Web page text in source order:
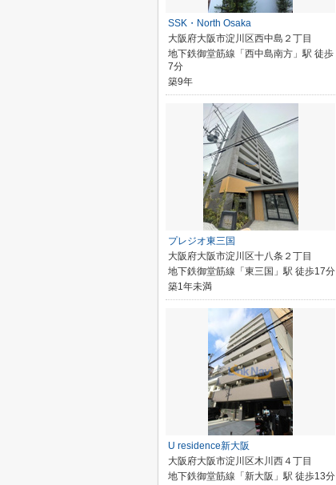
SSK・North Osaka
大阪府大阪市淀川区西中島２丁目
地下鉄御堂筋線「西中島南方」駅 徒歩
7分
築9年
プレジオ東三国
大阪府大阪市淀川区十八条２丁目
地下鉄御堂筋線「東三国」駅 徒歩17分
築1年未満
U residence新大阪
大阪府大阪市淀川区木川西４丁目
地下鉄御堂筋線「新大阪」駅 徒歩13分